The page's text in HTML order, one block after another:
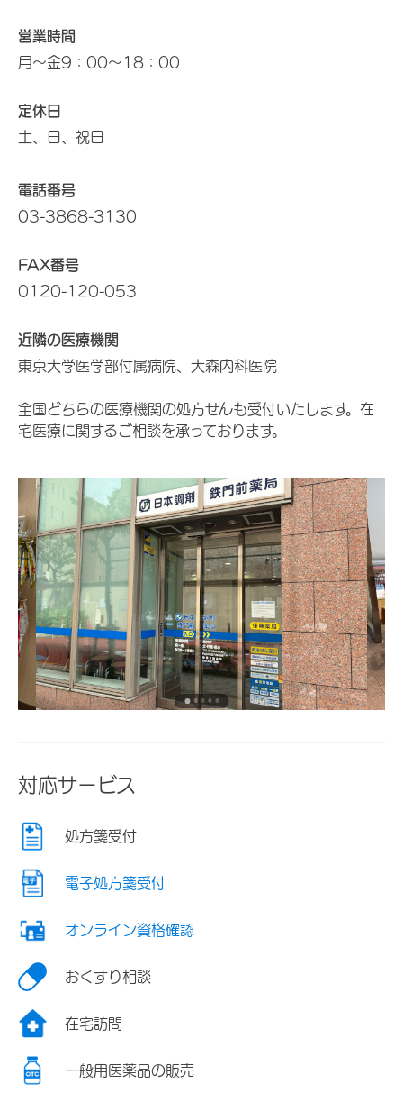
営業時間
月～金9：00～18：00
定休日
土、日、祝日
電話番号
03-3868-3130
FAX番号
0120-120-053
近隣の医療機関
東京大学医学部付属病院、大森内科医院
全国どちらの医療機関の処方せんも受付いたします。在
宅医療に関するご相談を承っております。
対応サービス
処方箋受付
電子処方箋受付
オンライン資格確認
おくすり相談
在宅訪問
一般用医薬品の販売